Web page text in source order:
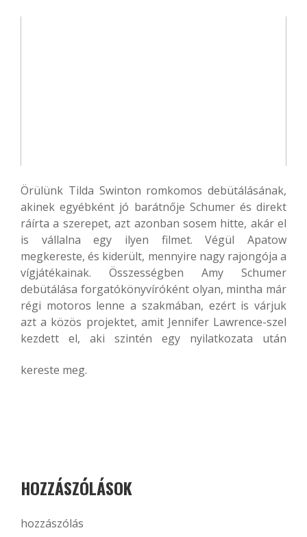
Örülünk Tilda Swinton romkomos debütálásának,
akinek egyébként jó barátnője Schumer és direkt
ráírta a szerepet, azt azonban sosem hitte, akár el
is vállalna egy ilyen filmet. Végül Apatow
megkereste, és kiderült, mennyire nagy rajongója a
vígjátékainak. Összességben Amy Schumer
debütálása forgatókönyvíróként olyan, mintha már
régi motoros lenne a szakmában, ezért is várjuk
azt a közös projektet, amit Jennifer Lawrence-szel
kezdett el, aki szintén egy nyilatkozata után
kereste meg.
HOZZÁSZÓLÁSOK
hozzászólás